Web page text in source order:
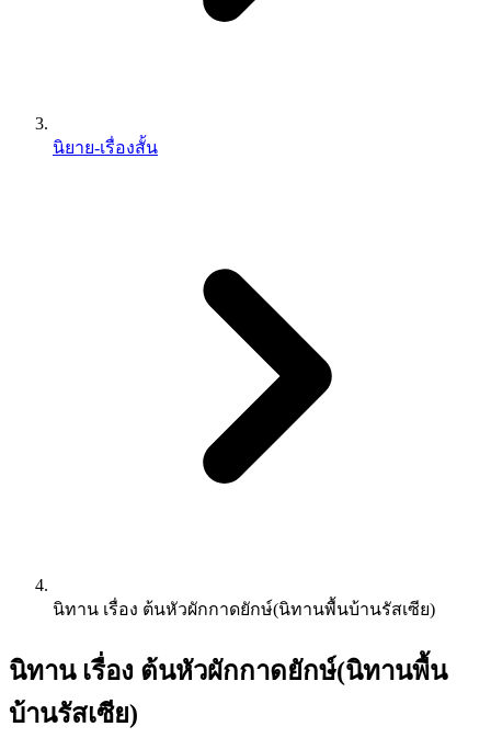
นิยาย-เรื่องสั้น
นิทาน เรื่อง ต้นหัวผักกาดยักษ์(นิทานพื้นบ้านรัสเซีย)
นิทาน เรื่อง ต้นหัวผักกาดยักษ์(นิทานพื้น
บ้านรัสเซีย)